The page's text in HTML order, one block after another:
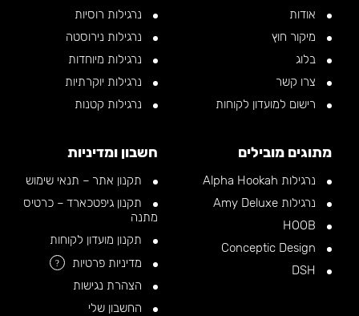
אודות
מיקור חוץ
בלוג
צרו קשר
רישום למועדון לקוחות
נרגילות רוסיות
נרגילות נירוסטה
נרגילות מיוחדות
נרגילות יוקרתיות
נרגילות קטנות
מתוגים מובילים
נרגילות Alpha Hookah
נרגילות Amy Deluxe
חשבון ומדיניות
תקנון אתר – תנאי שימוש
תקנון גיפטכארד – כרטיס
מתנה
תקנון מועדון לקוחות
מדיניות פרטיות
?
הצהרת נגישות
החשבון שלי